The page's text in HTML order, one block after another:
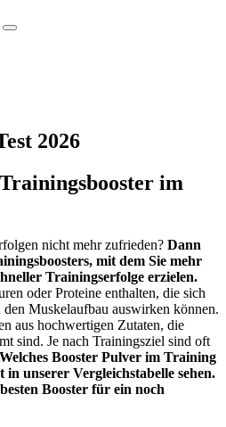
2026
im
nicht mehr zufrieden? Dann
mit dem Sie mehr
Trainingserfolge erzielen.
oder Proteine enthalten, die sich
Muskelaufbau auswirken können.
aus hochwertigen Zutaten, die
sind. Je nach Trainingsziel sind oft
Welches Booster Pulver im Training
in unserer Vergleichstabelle sehen.
Booster für ein noch